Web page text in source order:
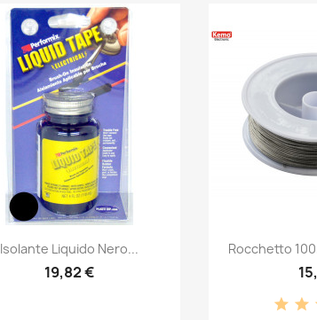
Anteprima
Isolante Liquido Nero...
19,82 €

Rocchetto